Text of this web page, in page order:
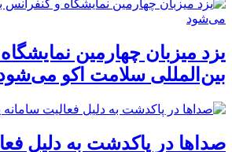
یزد میزبان چهارمین
بین‌المللی سلامت اکو
صداها در پاکدشت به دلیل